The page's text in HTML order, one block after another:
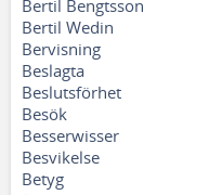
Bertil Bengtsson
Bertil Wedin
Bervisning
Beslagta
Beslutsförhet
Besök
Besserwisser
Besvikelse
Betyg